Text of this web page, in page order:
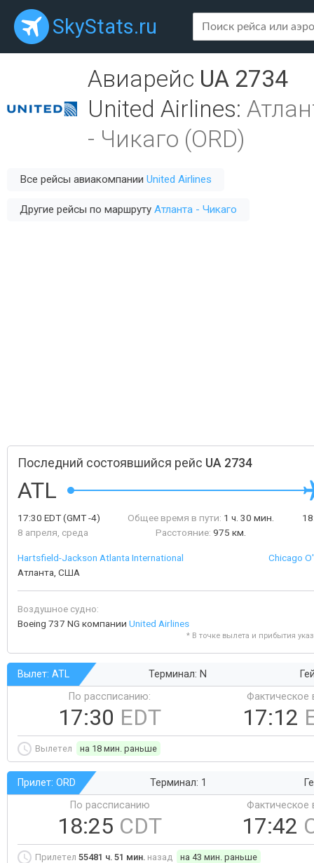
SkyStats.ru
Авиарейс UA 2734
United Airlines:
- Чикаго (ORD)
Все рейсы авиакомпании United Airlines
Другие рейсы по маршруту Атланта - Чикаго
Последний состоявшийся рейс UA 2734
ATL
17:30 EDT(GMT -4)
8 апреля, среда
Общее время в пути: 1 ч. 30 мин.
Расстояние: 975 км.
Hartsfield-Jackson Atlanta International
Атланта, США
Chicago
Воздушное судно:
Boeing 737 NG компании United Airlines
* В точке вылета и прибытия
Вылет: ATL Терминал: N
По рассписанию:
17:30 EDT
Фактическое
17:12
Вылетел на 18 мин. раньше
Прилет: ORD Терминал: 1
По рассписанию
18:25 CDT
Фактическое
17:42
Прилетел 55481 ч. 51 мин. назад на 43 мин. раньше